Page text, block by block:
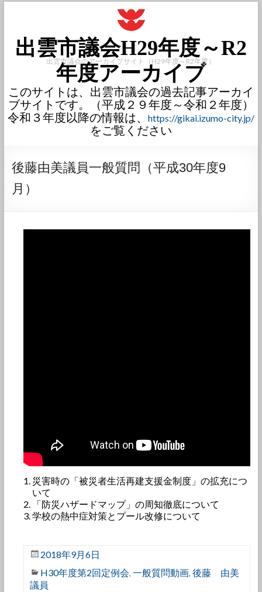
出雲市議会H29年度～R2
年度アーカイブ
出雲市議会のアーカイブサイト（H29年度～R2年度）
このサイトは、出雲市議会の過去記事アーカイ
ブサイトです。（平成２９年度～令和２年度）
令和３年度以降の情報は、
https://gikai.izumo-city.jp/
をご覧ください
後藤由美議員一般質問（平成30年度9
月）
災害時の「被災者生活再建支援金制度」の拡充につ
いて
「防災ハザードマップ」の周知徹底について
学校の熱中症対策とプール改修について
2018年9月6日
H30年度第2回定例会, 一般質問動画, 後藤 由美
議員